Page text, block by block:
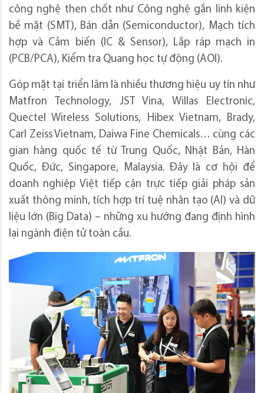
công nghệ then chốt như Công nghệ gắn linh kiện
bề mặt (SMT), Bán dẫn (Semiconductor), Mạch tích
hợp và Cảm biến (IC & Sensor), Lắp ráp mạch in
(PCB/PCA), Kiểm tra Quang học tự động (AOI).
Góp mặt tại triển lãm là nhiều thương hiệu uy tín như
Matfron Technology, JST Vina, Willas Electronic,
Quectel Wireless Solutions, Hibex Vietnam, Brady,
Carl Zeiss Vietnam, Daiwa Fine Chemicals… cùng các
gian hàng quốc tế từ Trung Quốc, Nhật Bản, Hàn
Quốc, Đức, Singapore, Malaysia. Đây là cơ hội để
doanh nghiệp Việt tiếp cận trực tiếp giải pháp sản
xuất thông minh, tích hợp trí tuệ nhân tạo (AI) và dữ
liệu lớn (Big Data) – những xu hướng đang định hình
lại ngành điện tử toàn cầu.